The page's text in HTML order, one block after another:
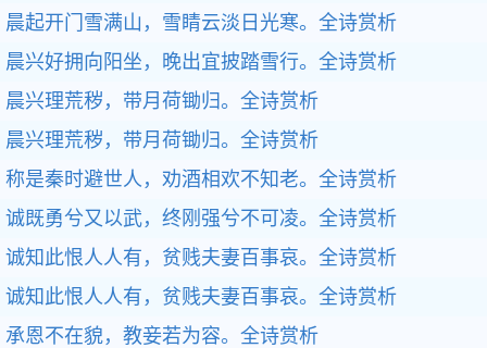
晨起开门雪满山，雪睛云淡日光寒。 全诗赏析
晨兴好拥向阳坐，晚出宜披踏雪行。 全诗赏析
晨兴理荒秽，带月荷锄归。 全诗赏析
晨兴理荒秽，带月荷锄归。 全诗赏析
称是秦时避世人，劝酒相欢不知老。 全诗赏析
诚既勇兮又以武，终刚强兮不可凌。 全诗赏析
诚知此恨人人有，贫贱夫妻百事哀。 全诗赏析
诚知此恨人人有，贫贱夫妻百事哀。 全诗赏析
承恩不在貌，教妾若为容。 全诗赏析